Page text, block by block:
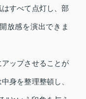
すべて点灯し、部
放感を演出できま
ップさせることが
身を整理整頓し、